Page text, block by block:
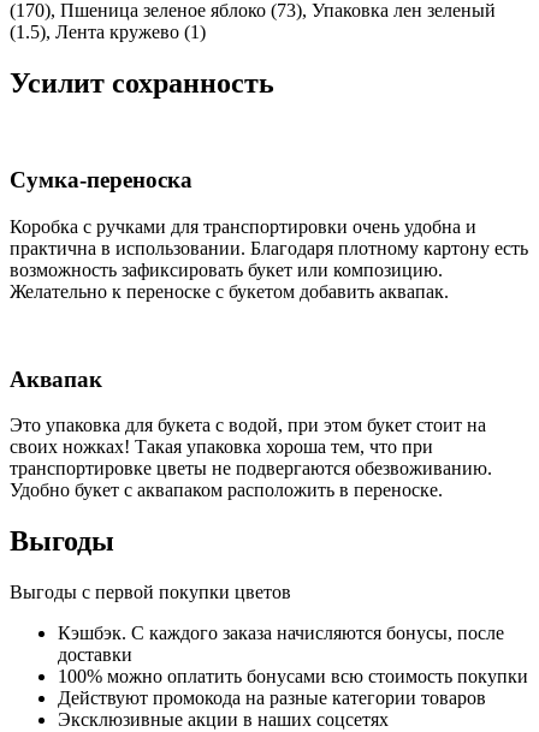
(170), Пшеница зеленое яблоко (73), Упаковка лен зеленый
(1.5), Лента кружево (1)
Усилит сохранность
Сумка-переноска
Коробка c ручками для транспортировки очень удобна и
практична в использовании. Благодаря плотному картону есть
возможность зафиксировать букет или композицию.
Желательно к переноске с букетом добавить аквапак.
Аквапак
Это упаковка для букета с водой, при этом букет стоит на
своих ножках! Такая упаковка хороша тем, что при
транспортировке цветы не подвергаются обезвоживанию.
Удобно букет с аквапаком расположить в переноске.
Выгоды
Выгоды с первой покупки цветов
Кэшбэк. С каждого заказа начисляются бонусы, после
доставки
100% можно оплатить бонусами всю стоимость покупки
Действуют промокода на разные категории товаров
Эксклюзивные акции в наших соцсетях